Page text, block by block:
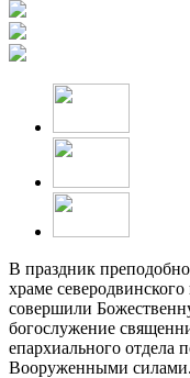
В праздник
храме
совершили
богослужение
епархиального отдела
Вооруженными силами.